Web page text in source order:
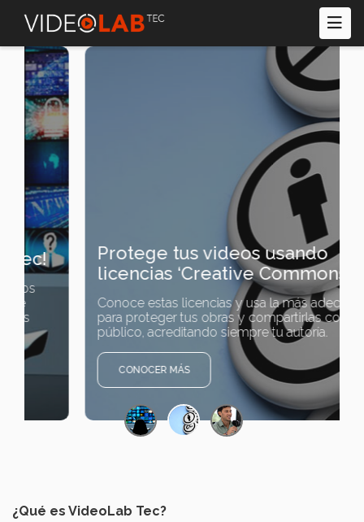
contenido
principal
Protege tus videos usando
licencias ‘Creative Commons’
Conoce estas licencias y usa la más adecuada
para proteger tus obras y compartirlas con el
público, acreditando siempre tu autoría.
CONOCER MÁS
¿Qué es VideoLab Tec?